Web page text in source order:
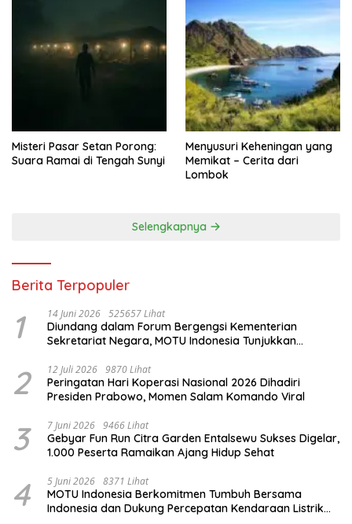
Misteri Pasar Setan Porong:
Suara Ramai di Tengah Sunyi
Menyusuri Keheningan yang
Memikat – Cerita dari
Lombok
Selengkapnya
Berita Terpopuler
1 14 Juni 2026 525657 Lihat
Diundang dalam Forum Bergengsi Kementerian
Sekretariat Negara, MOTU Indonesia Tunjukkan
2 12 Juli 2026 9870 Lihat
Peringatan Hari Koperasi Nasional 2026 Dihadiri
Presiden Prabowo, Momen Salam Komando Viral
3 7 Juni 2026 9466 Lihat
Gebyar Fun Run Citra Garden Entalsewu Sukses Digelar,
1.000 Peserta Ramaikan Ajang Hidup Sehat
4 5 Juni 2026 8371 Lihat
MOTU Indonesia Berkomitmen Tumbuh Bersama
Indonesia dan Dukung Percepatan Kendaraan Listrik